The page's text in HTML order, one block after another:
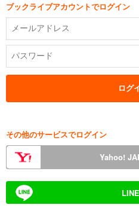
ブックライブアカウントでログイン
その他のサービスでログイン
Yahoo!